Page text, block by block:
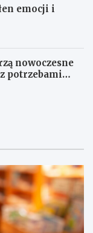
emocji i
nowoczesne
potrzebami